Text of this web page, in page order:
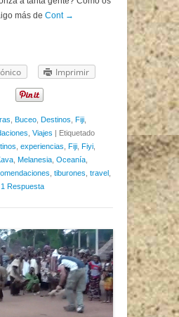
más de Cont →
Imprimir
Buceo Destinos Fiji
Viajes | Etiquetado
experiencias Fiji Fiyi
Melanesia Oceanía
tiburones travel
1 Respuesta